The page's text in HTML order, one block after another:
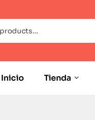
Inicio Tienda